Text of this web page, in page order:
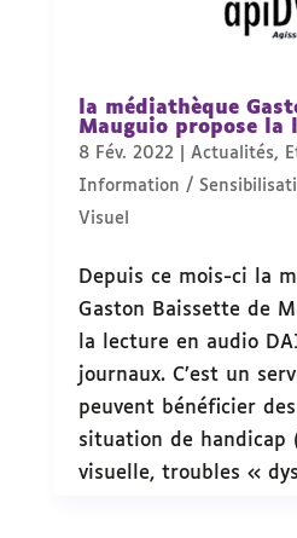
la médiathèque
Mauguio propose la
8 Fév. 2022| Actualités,
Information /
Visuel
Depuis ce mois-ci la
Gaston Baissette de
la lecture en audio
journaux. C’est un
peuvent bénéficier
situation de handicap
visuelle, troubles «